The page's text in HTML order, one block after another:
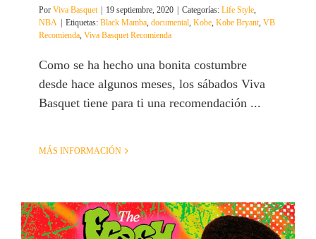
Por Viva Basquet | 19 septiembre, 2020 | Categorías: Life Style
NBA | Etiquetas: Black Mamba documental Kobe Kobe Bryant VB
Recomienda Viva Basquet Recomienda
Como se ha hecho una bonita costumbre
desde hace algunos meses, los sábados Viva
Basquet tiene para ti una recomendación ...
MÁS INFORMACIÓN